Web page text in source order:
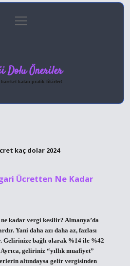
Politikası
menüyü
aç
Dolu Öneriler
hareket katan pratik fikirler!
kaç dolar 2024
Ücretten Ne Kadar
kadar vergi kesilir? Almanya’da
Yani daha azı daha az, fazlası
bağlı olarak %14 ile %42
geliriniz “yıllık muafiyet”
altındaysa gelir vergisinden